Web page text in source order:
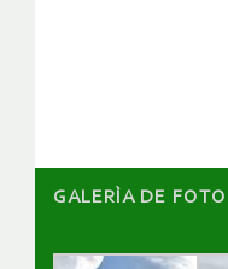
GALERÌA DE